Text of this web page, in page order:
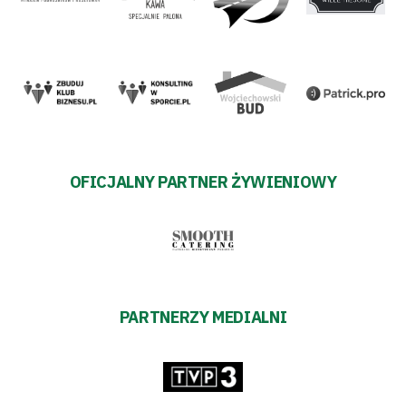
OFICJALNY PARTNER ŻYWIENIOWY
PARTNERZY MEDIALNI